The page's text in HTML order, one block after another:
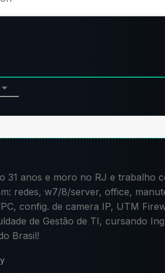
31 anos e moro no RJ e trabalho
redes, w7/8/server, office,
config. de camera IP, UTM
de Gestão de TI, cursando
Brasil!